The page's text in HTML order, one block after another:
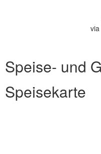
Speise- und
Speisekarte